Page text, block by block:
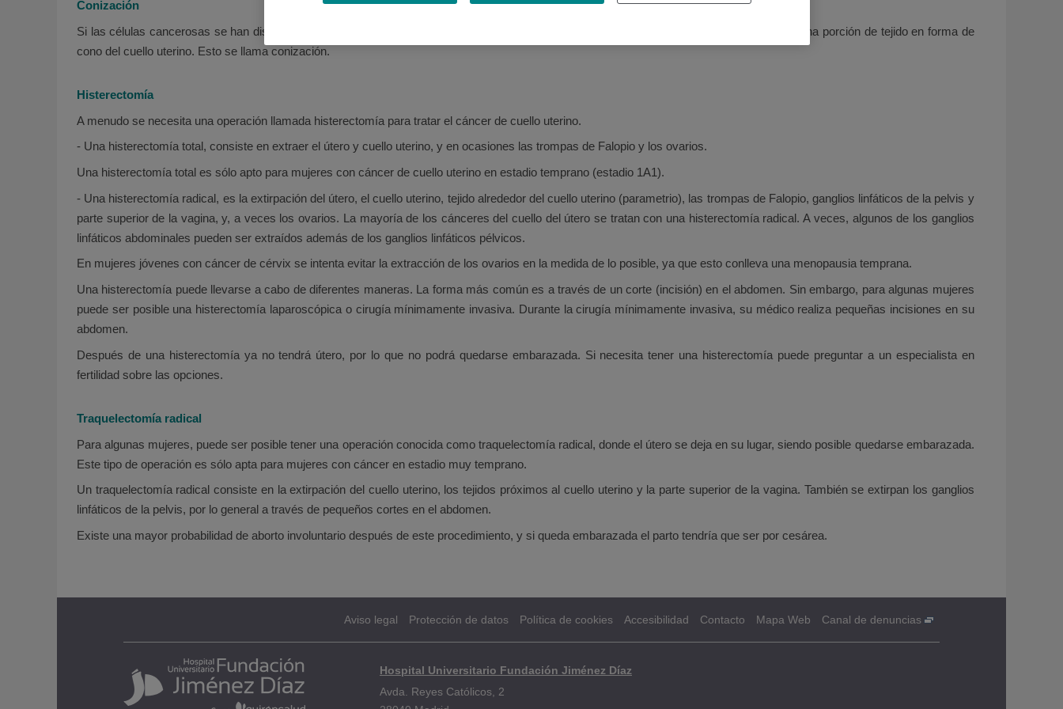
Conización
Si las células cancerosas se han diseminado sólo ligeramente más allá de la superficie del cuello del útero, se procede a la extripación de una porción de tejido en forma de
cono del cuello uterino. Esto se llama conización.
Histerectomía
A menudo se necesita una operación llamada histerectomía para tratar el cáncer de cuello uterino.
- Una histerectomía total, consiste en extraer el útero y cuello uterino, y en ocasiones las trompas de Falopio y los ovarios.
Una histerectomía total es sólo apto para mujeres con cáncer de cuello uterino en estadio temprano (estadio 1A1).
- Una histerectomía radical, es la extirpación del útero, el cuello uterino, tejido alrededor del cuello uterino (parametrio), las trompas de Falopio, ganglios linfáticos de la pelvis y
parte superior de la vagina, y, a veces los ovarios. La mayoría de los cánceres del cuello del útero se tratan con una histerectomía radical. A veces, algunos de los ganglios
linfáticos abdominales pueden ser extraídos además de los ganglios linfáticos pélvicos.
En mujeres jóvenes con cáncer de cérvix se intenta evitar la extracción de los ovarios en la medida de lo posible, ya que esto conlleva una menopausia temprana.
Una histerectomía puede llevarse a cabo de diferentes maneras. La forma más común es a través de un corte (incisión) en el abdomen. Sin embargo, para algunas mujeres
puede ser posible una histerectomía laparoscópica o cirugía mínimamente invasiva. Durante la cirugía mínimamente invasiva, su médico realiza pequeñas incisiones en su
abdomen.
Después de una histerectomía ya no tendrá útero, por lo que no podrá quedarse embarazada. Si necesita tener una histerectomía puede preguntar a un especialista en
fertilidad sobre las opciones.
Traquelectomía radical
Para algunas mujeres, puede ser posible tener una operación conocida como traquelectomía radical, donde el útero se deja en su lugar, siendo posible quedarse embarazada.
Este tipo de operación es sólo apta para mujeres con cáncer en estadio muy temprano.
Un traquelectomía radical consiste en la extirpación del cuello uterino, los tejidos próximos al cuello uterino y la parte superior de la vagina. También se extirpan los ganglios
linfáticos de la pelvis, por lo general a través de pequeños cortes en el abdomen.
Existe una mayor probabilidad de aborto involuntario después de este procedimiento, y si queda embarazada el parto tendría que ser por cesárea.
Aviso legal Protección de datos Política de cookies Accesibilidad Contacto Mapa Web Canal de denuncias
Hospital Universitario Fundación Jiménez Díaz
Avda. Reyes Católicos, 2